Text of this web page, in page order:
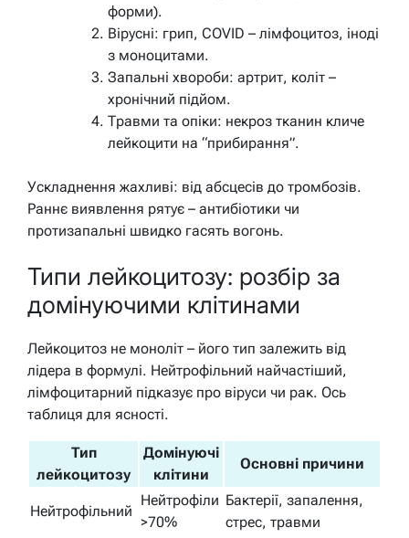
форми).
Вірусні: грип, COVID – лімфоцитоз, іноді
з моноцитами.
Запальні хвороби: артрит, коліт –
хронічний підйом.
Травми та опіки: некроз тканин кличе
лейкоцити на “прибирання”.
Ускладнення жахливі: від абсцесів до тромбозів.
Раннє виявлення рятує – антибіотики чи
протизапальні швидко гасять вогонь.
Типи лейкоцитозу: розбір за
домінуючими клітинами
Лейкоцитоз не моноліт – його тип залежить від
лідера в формулі. Нейтрофільний найчастіший,
лімфоцитарний підказує про віруси чи рак. Ось
таблиця для ясності.
Тип
лейкоцитозу
Домінуючі
клітини
Основні причини
Нейтрофільний
Нейтрофіли
>70%
Бактерії, запалення,
стрес, травми